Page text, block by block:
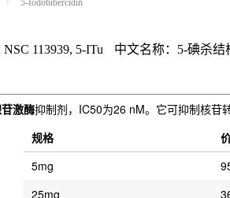
5-Iodotubercidin
NSC 113939, 5-ITu 中文名称：5-碘杀结
激酶抑制剂，IC50为26 nM。它可抑制核苷
规格
5mg
25mg